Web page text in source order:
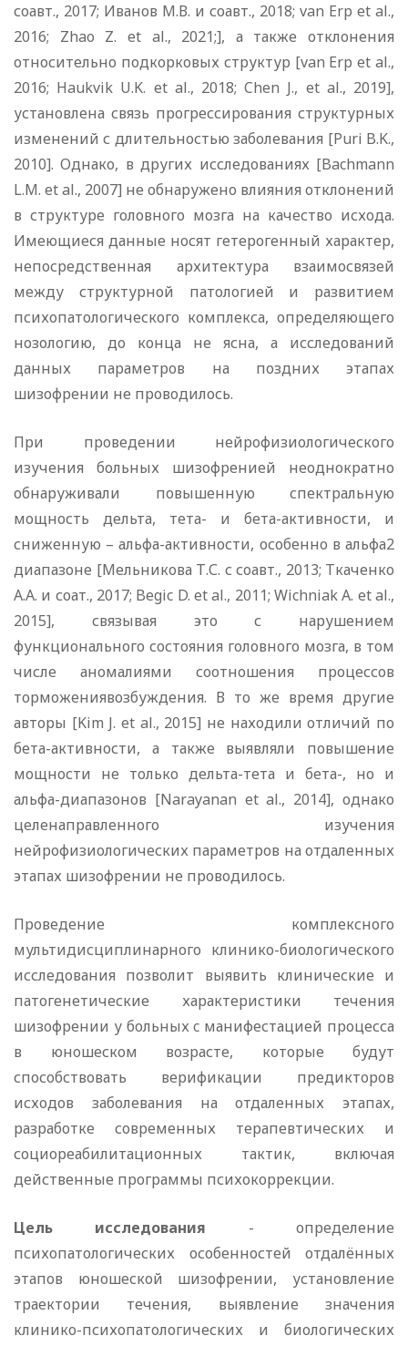
соавт., 2017; Иванов М.В. и соавт., 2018; van Erp et al.,
2016; Zhao Z. et al., 2021;], а также отклонения
относительно подкорковых структур [van Erp et al.,
2016; Haukvik U.K. et al., 2018; Chen J., et al., 2019],
установлена связь прогрессирования структурных
изменений с длительностью заболевания [Puri B.K.,
2010]. Однако, в других исследованиях [Bachmann
L.M. et al., 2007] не обнаружено влияния отклонений
в структуре головного мозга на качество исхода.
Имеющиеся данные носят гетерогенный характер,
непосредственная архитектура взаимосвязей
между структурной патологией и развитием
психопатологического комплекса, определяющего
нозологию, до конца не ясна, а исследований
данных параметров на поздних этапах
шизофрении не проводилось.
При проведении нейрофизиологического
изучения больных шизофренией неоднократно
обнаруживали повышенную спектральную
мощность дельта, тета- и бета-активности, и
сниженную – альфа-активности, особенно в альфа2
диапазоне [Мельникова Т.С. с соавт., 2013; Ткаченко
А.А. и соат., 2017; Begic D. et al., 2011; Wichniak A. et al.,
2015], связывая это с нарушением
функционального состояния головного мозга, в том
числе аномалиями соотношения процессов
торможениявозбуждения. В то же время другие
авторы [Kim J. et al., 2015] не находили отличий по
бета-активности, а также выявляли повышение
мощности не только дельта-тета и бета-, но и
альфа-диапазонов [Narayanan et al., 2014], однако
целенаправленного изучения
нейрофизиологических параметров на отдаленных
этапах шизофрении не проводилось.
Проведение комплексного
мультидисциплинарного клинико-биологического
исследования позволит выявить клинические и
патогенетические характеристики течения
шизофрении у больных c манифестацией процесса
в юношеском возрасте, которые будут
способствовать верификации предикторов
исходов заболевания на отдаленных этапах,
разработке современных терапевтических и
социореабилитационных тактик, включая
действенные программы психокоррекции.
Цель исследования - определение
психопатологических особенностей отдалённых
этапов юношеской шизофрении, установление
траектории течения, выявление значения
клинико-психопатологических и биологических